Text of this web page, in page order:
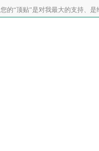
您的“顶贴”是对我最大的支持、